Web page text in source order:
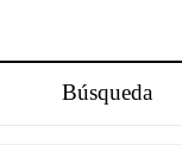
Búsqueda